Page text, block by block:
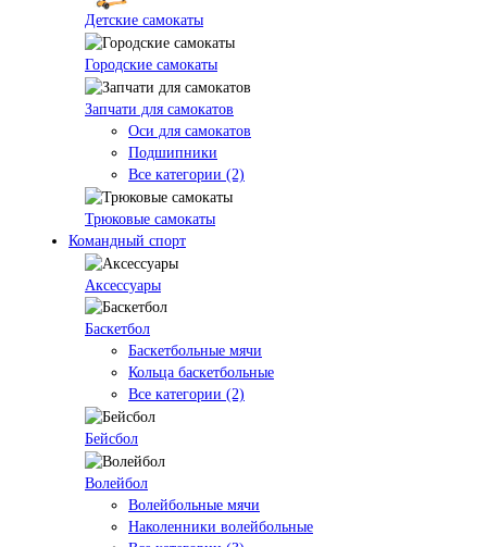
Детские самокаты
Городские самокаты
Запчати для самокатов
Оси для самокатов
Подшипники
Все категории (2)
Трюковые самокаты
Командный спорт
Аксессуары
Баскетбол
Баскетбольные мячи
Кольца баскетбольные
Все категории (2)
Бейсбол
Волейбол
Волейбольные мячи
Наколенники волейбольные